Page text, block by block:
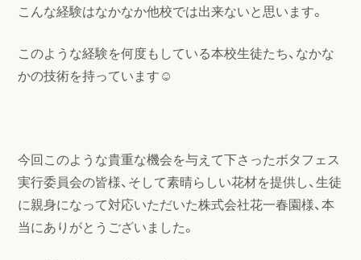
こんな経験はなかなか他校では出来ないと思います。
このような経験を何度もしている本校生徒たち、なかな
かの技術を持っています☺︎
今回このような貴重な機会を与えて下さったボタフェス
実行委員会の皆様、そして素晴らしい花材を提供し、生徒
に親身になって対応いただいた株式会社花一春園様、本
当にありがとうございました。